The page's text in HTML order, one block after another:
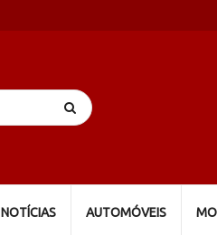
NOTÍCIAS AUTOMÓVEIS